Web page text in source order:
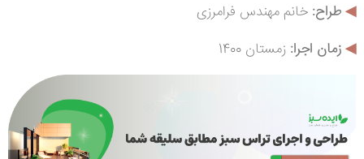
◀طراح: خانم مهندس فرامرزی
◀زمان اجرا: زمستان 1400